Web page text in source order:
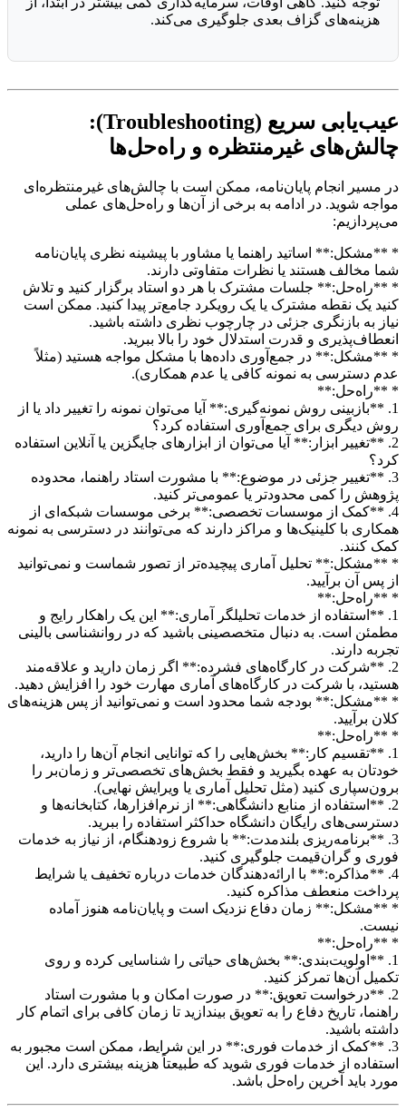
هزینه‌های گزاف بعدی جلوگیری می‌کند.
عیب‌یابی سریع (Troubleshooting):
چالش‌های غیرمنتظره و راه‌حل‌ها
در مسیر انجام پایان‌نامه، ممکن است با چالش‌های غیرمنتظره‌ای
مواجه شوید. در ادامه به برخی از آن‌ها و راه‌حل‌های عملی
می‌پردازیم:
* **مشکل:** اساتید راهنما یا مشاور با پیشینه نظری پایان‌نامه
شما مخالف هستند یا نظرات متفاوتی دارند.
* **راه‌حل:** جلسات مشترک با هر دو استاد برگزار کنید و تلاش
کنید یک نقطه مشترک یا یک رویکرد جامع‌تر پیدا کنید. ممکن است
نیاز به بازنگری جزئی در چارچوب نظری داشته باشید.
انعطاف‌پذیری و قدرت استدلال خود را بالا ببرید.
* **مشکل:** در جمع‌آوری داده‌ها با مشکل مواجه هستید (مثلاً
عدم دسترسی به نمونه کافی یا عدم همکاری).
* **راه‌حل:**
1. **بازبینی روش نمونه‌گیری:** آیا می‌توان نمونه را تغییر داد یا از
روش دیگری برای جمع‌آوری استفاده کرد؟
2. **تغییر ابزار:** آیا می‌توان از ابزارهای جایگزین یا آنلاین استفاده
کرد؟
3. **تغییر جزئی در موضوع:** با مشورت استاد راهنما، محدوده
پژوهش را کمی محدودتر یا عمومی‌تر کنید.
4. **کمک از موسسات تخصصی:** برخی موسسات شبکه‌ای از
همکاری با کلینیک‌ها و مراکز دارند که می‌توانند در دسترسی به نمونه
کمک کنند.
* **مشکل:** تحلیل آماری پیچیده‌تر از تصور شماست و نمی‌توانید
از پس آن برآیید.
* **راه‌حل:**
1. **استفاده از خدمات تحلیلگر آماری:** این یک راهکار رایج و
مطمئن است. به دنبال متخصصینی باشید که در روانشناسی بالینی
تجربه دارند.
2. **شرکت در کارگاه‌های فشرده:** اگر زمان دارید و علاقه‌مند
هستید، با شرکت در کارگاه‌های آماری مهارت خود را افزایش دهید.
* **مشکل:** بودجه شما محدود است و نمی‌توانید از پس هزینه‌های
کلان برآیید.
* **راه‌حل:**
1. **تقسیم کار:** بخش‌هایی را که توانایی انجام آن‌ها را دارید،
خودتان به عهده بگیرید و فقط بخش‌های تخصصی‌تر و زمان‌بر را
برون‌سپاری کنید (مثل تحلیل آماری یا ویرایش نهایی).
2. **استفاده از منابع دانشگاهی:** از نرم‌افزارها، کتابخانه‌ها و
دسترسی‌های رایگان دانشگاه حداکثر استفاده را ببرید.
3. **برنامه‌ریزی بلندمدت:** با شروع زودهنگام، از نیاز به خدمات
فوری و گران‌قیمت جلوگیری کنید.
4. **مذاکره:** با ارائه‌دهندگان خدمات درباره تخفیف یا شرایط
پرداخت منعطف مذاکره کنید.
* **مشکل:** زمان دفاع نزدیک است و پایان‌نامه هنوز آماده
نیست.
* **راه‌حل:**
1. **اولویت‌بندی:** بخش‌های حیاتی را شناسایی کرده و روی
تکمیل آن‌ها تمرکز کنید.
2. **درخواست تعویق:** در صورت امکان و با مشورت استاد
راهنما، تاریخ دفاع را به تعویق بیندازید تا زمان کافی برای اتمام کار
داشته باشید.
3. **کمک از خدمات فوری:** در این شرایط، ممکن است مجبور به
استفاده از خدمات فوری شوید که طبیعتاً هزینه بیشتری دارد. این
مورد باید آخرین راه‌حل باشد.